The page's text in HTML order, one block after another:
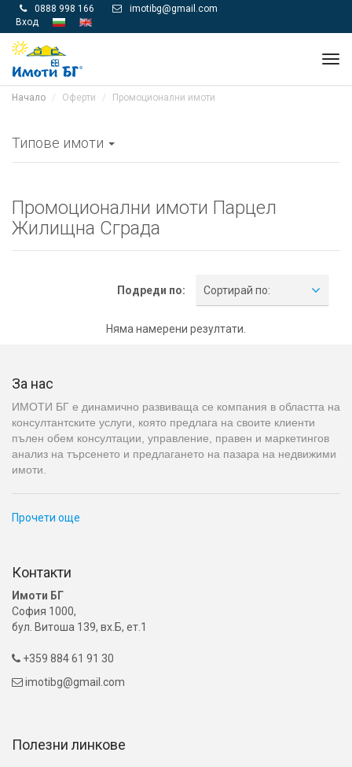
 0888 998 166 
imotibg@gmail.com
Вход
Начало Оферти Промоционални имоти
Типове имоти
Промоционални имоти Парцел
Жилищна Сграда
Подреди по: Сортирай по:
Няма намерени резултати.
За нас
ИМОТИ БГ е динамично развиваща се компания в областта на
консултантските услуги, която предлага на своите клиенти
пълен обем консултации, управление, правен и маркетингов
анализ на търсенето и предлагането на пазара на недвижими
имоти.
Прочети още
Контакти
Имоти БГ
София 1000,
бул. Витоша 139, вх.Б, ет.1
 +359 884 61 91 30
 imotibg@gmail.com
Полезни линкове